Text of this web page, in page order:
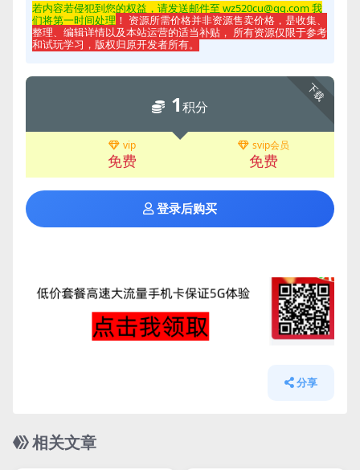
若内容若侵犯到您的权益，请发送邮件至 wz520cu@qq.com 我
们将第一时间处理 ！ 资源所需价格并非资源售卖价格，是收集、
整理、编辑详情以及本站运营的适当补贴， 所有资源仅限于参考
和试玩学习，版权归原开发者所有。
下载
1积分
vip
免费
svip会员
免费
登录后购买
分享
相关文章